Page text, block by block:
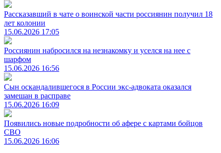
Рассказавший в чате о воинской части россиянин получил 18
лет колонии
15.06.2026 17:05
Россиянин набросился на незнакомку и уселся на нее с
шарфом
15.06.2026 16:56
Сын оскандалившегося в России экс-адвоката оказался
замешан в расправе
15.06.2026 16:09
Появились новые подробности об афере с картами бойцов
СВО
15.06.2026 16:06